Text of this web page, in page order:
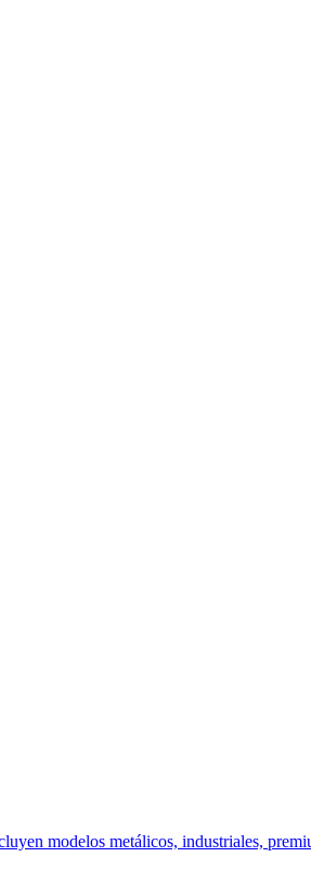
modelos metálicos, industriales,